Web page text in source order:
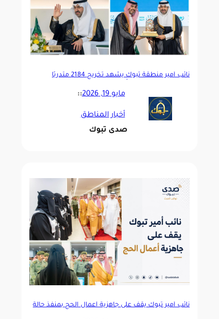
نائب أمير منطقة تبوك يشهد تخريج 2184 متدربًا
مايو 19, 2026 ::
أخبار المناطق
صدى تبوك
نائب أمير تبوك يقف على جاهزية أعمال الحج بمنفذ حالة